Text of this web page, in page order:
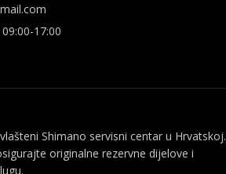
17:00
Shimano servisni centar u Hrvatskoj.
originalne rezervne dijelove i